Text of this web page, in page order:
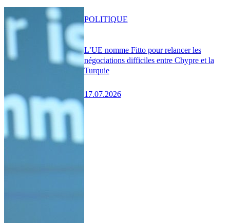
L’UE nomme Fitto pour relancer les
négociations difficiles entre Chypre et la
Turquie
17.07.2026
POLITIQUE